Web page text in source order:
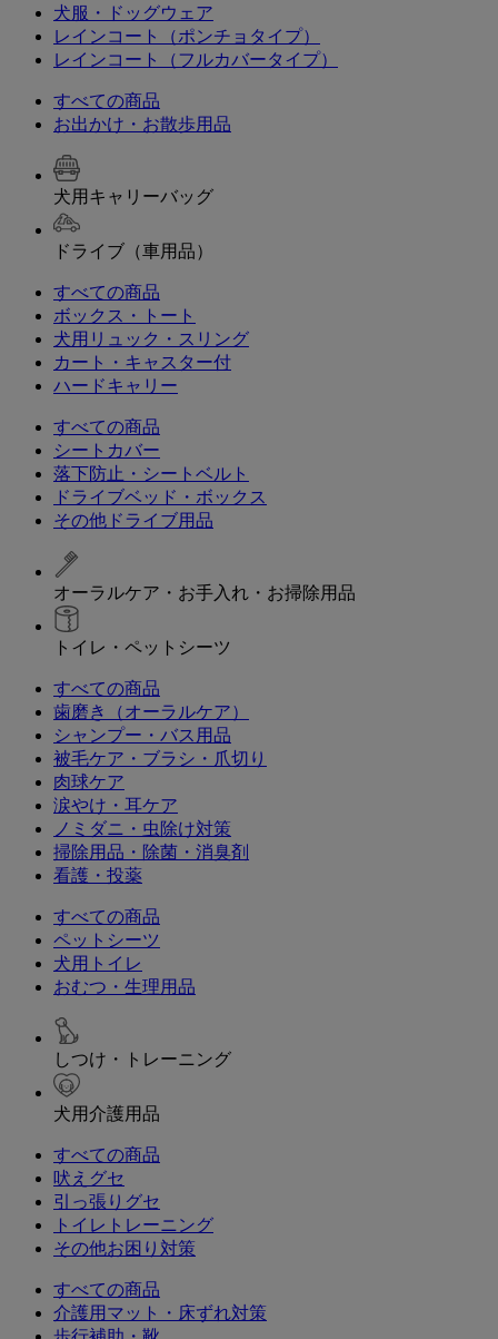
犬服・ドッグウェア
レインコート（ポンチョタイプ）
レインコート（フルカバータイプ）
すべての商品
お出かけ・お散歩用品
犬用キャリーバッグ
ドライブ（車用品）
すべての商品
ボックス・トート
犬用リュック・スリング
カート・キャスター付
ハードキャリー
すべての商品
シートカバー
落下防止・シートベルト
ドライブベッド・ボックス
その他ドライブ用品
オーラルケア・お手入れ・お掃除用品
トイレ・ペットシーツ
すべての商品
歯磨き（オーラルケア）
シャンプー・バス用品
被毛ケア・ブラシ・爪切り
肉球ケア
涙やけ・耳ケア
ノミダニ・虫除け対策
掃除用品・除菌・消臭剤
看護・投薬
すべての商品
ペットシーツ
犬用トイレ
おむつ・生理用品
しつけ・トレーニング
犬用介護用品
すべての商品
吠えグセ
引っ張りグセ
トイレトレーニング
その他お困り対策
すべての商品
介護用マット・床ずれ対策